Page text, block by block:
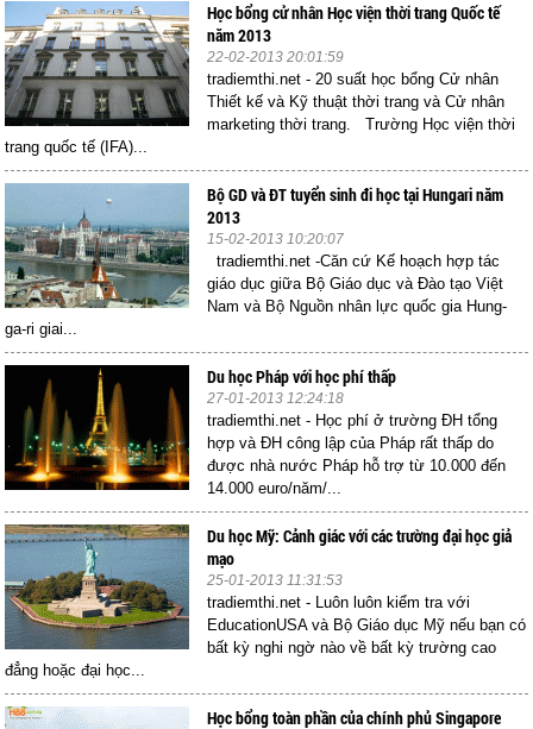
Học bổng cử nhân Học viện thời trang Quốc tế
năm 2013
22-02-2013 20:01:59
tradiemthi.net - 20 suất học bổng Cử nhân
Thiết kế và Kỹ thuật thời trang và Cử nhân
marketing thời trang. Trường Học viện thời
trang quốc tế (IFA)...
Bộ GD và ĐT tuyển sinh đi học tại Hungari năm
2013
15-02-2013 10:20:07
tradiemthi.net -Căn cứ Kế hoạch hợp tác
giáo dục giữa Bộ Giáo dục và Đào tạo Việt
Nam và Bộ Nguồn nhân lực quốc gia Hung-
ga-ri giai...
Du học Pháp với học phí thấp
27-01-2013 12:24:18
tradiemthi.net - Học phí ở trường ĐH tổng
hợp và ĐH công lập của Pháp rất thấp do
được nhà nước Pháp hỗ trợ từ 10.000 đến
14.000 euro/năm/...
Du học Mỹ: Cảnh giác với các trường đại học giả
mạo
25-01-2013 11:31:53
tradiemthi.net - Luôn luôn kiểm tra với
EducationUSA và Bộ Giáo dục Mỹ nếu bạn có
bất kỳ nghi ngờ nào về bất kỳ trường cao
đẳng hoặc đại học...
Học bổng toàn phần của chính phủ Singapore